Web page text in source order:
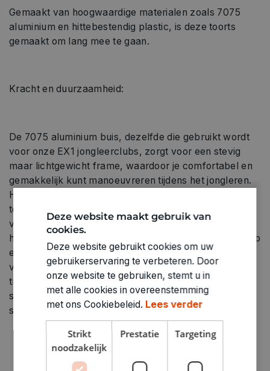
Gemaakt van hoogwaardige materialen zoals 7075
aluminium en hittebestendig plastic, is deze toorts
gemaakt om lang mee te gaan.
Kracht en duurzaamheid:
De 7075 aluminium buis, dezelfde die gebruikt wordt
voor onze EX1 jongleerclubs, zorgt voor een stevig
maar lichtgewicht frame, waardoor je comfortabel en
gemakkelijk kunt manoeuvreren tijdens het jongleren.
Hij is voorzien van onze nieuwe generatie ""super soft
touch"" handgrepen voor het grootste comfort ooit,
vooral bij het jongleren met 5 of meer toortsen. Het
hittebestendige plastic dat gebruikt wordt voor de knop
en de body zorgt ervoor dat de toorts de hitte van de
vlammen kan weerstaan zonder te smelten of krom te
trekken en beschermt de kern tegen de hardste
schokken. Onze lont van 100% PURO KEVLAR is zeer
slijtvast en biedt de gebruiker een langdurig gebruik.
Deze website maakt gebruik van
cookies.
Deze website gebruikt cookies om uw
gebruikerservaring te verbeteren. Door
onze website te gebruiken, stemt u in
met alle cookies in overeenstemming
met ons Cookiebeleid. Lees verder
Strikt
noodzakelijk
Prestatie Targeting